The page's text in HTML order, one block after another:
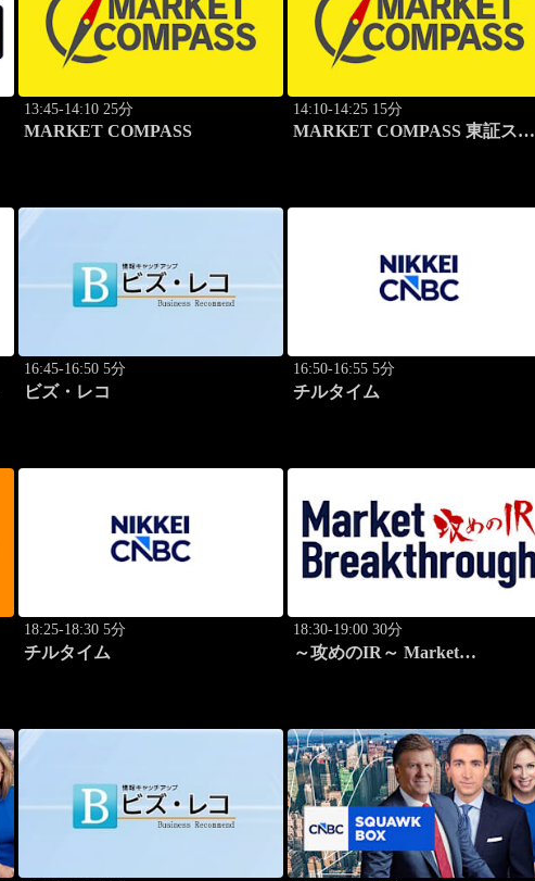
13:45-14:10 25分
MARKET COMPASS
14:10-14:25 15分
MARKET COMPASS 東証スタ
16:45-16:50 5分
ビズ・レコ
16:50-16:55 5分
チルタイム
18:25-18:30 5分
チルタイム
18:30-19:00 30分
～攻めのIR～ Market